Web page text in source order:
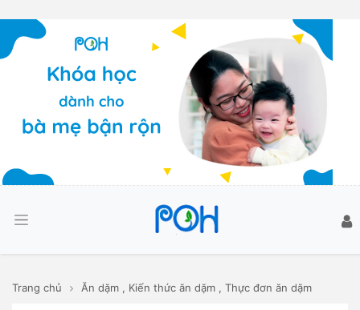
Trang chủ Ăn dặm , Kiến thức ăn dặm , Thực đơn ăn dặm